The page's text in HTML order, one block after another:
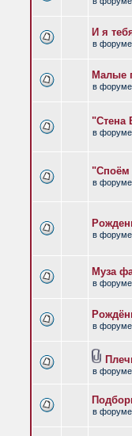
И я
в форуме
Малые
в форуме
"Стена
в форуме
"Споём
в форуме
в форуме
Муза
в форуме
в форуме
в форуме
в форуме